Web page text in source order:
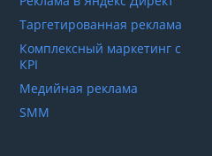
Таргетированная реклама
Комплексный маркетинг с
КРІ
Медийная реклама
SMM